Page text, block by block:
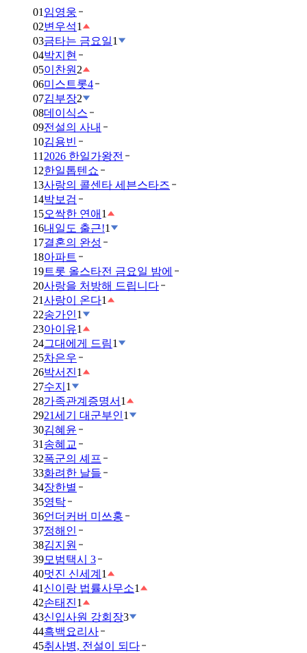
01 임영웅
02변우석1
03금타는 금요일1
04박지현
05이찬원 2
06미스트롯4
07김부장2
08데이식스
09전설의 사내
10김용빈
11 2026 한일가왕전
12한일톱텐쇼
13사랑의 콜센타 세븐스타즈
14박보검
15오싹한 연애 1
16내일도 출근!1
17결혼의 완성
18아파트
19트롯 올스타전 금요일 밤에
20사랑을 처방해 드립니다
21사랑이 온다1
22송가인1
23아이유1
24그대에게 드림1
25차은우
26박서진1
27수지 1
28가족관계증명서 1
2921세기 대군부인1
30김혜윤
31 송혜교
32폭군의 셰프
33화려한 날들
34장한별
35영탁
36언더커버 미쓰홍
37정해인
38김지원
39모범택시 3
40멋진 신세계 1
41 신이랑 법률사무소1
42손태진1
43신입사원 강회장3
44흑백요리사
45취사병, 전설이 되다